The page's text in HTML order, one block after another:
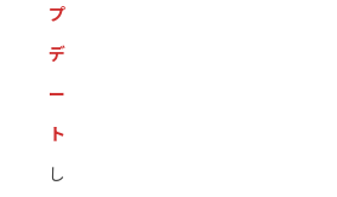
プ
デ
ー
ト
し